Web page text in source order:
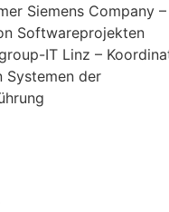
Siemens Company –
Softwareprojekten
IT Linz –
Systemen der